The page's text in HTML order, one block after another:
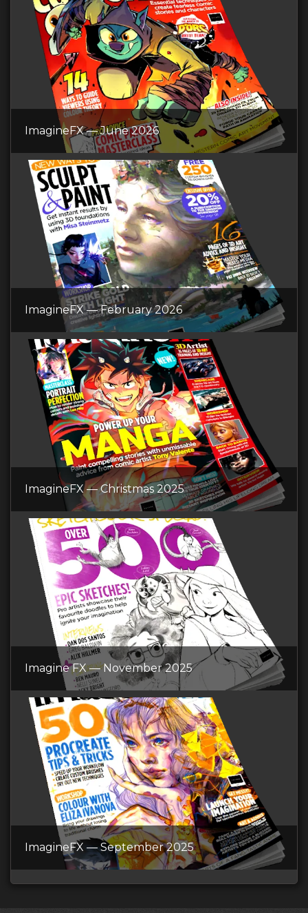
ImagineFX — June 2026
ImagineFX — February 2026
ImagineFX — Christmas 2025
Imagine FX — November 2025
ImagineFX — September 2025